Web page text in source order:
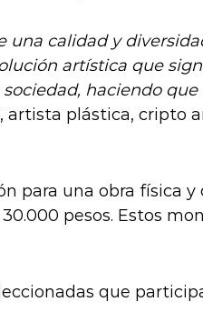
calidad y
artística que
haciendo
, artista plástica, cripto
para una obra física
pesos. Estos
que